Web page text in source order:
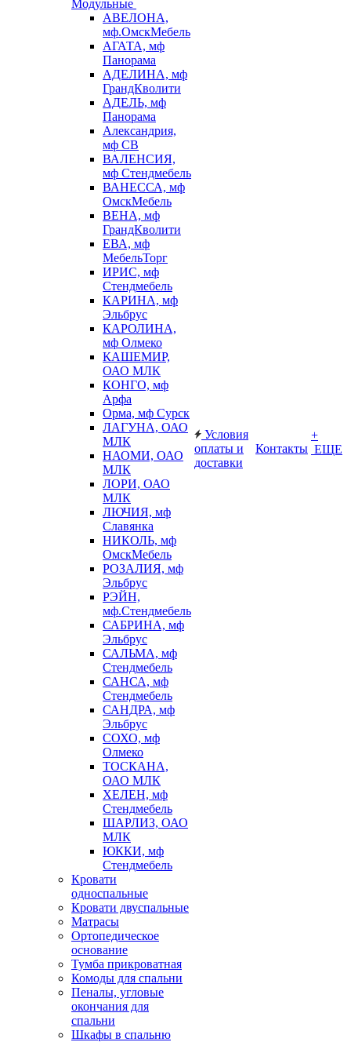
Модульные
АВЕЛОНА,
мф.ОмскМебель
АГАТА, мф
Панорама
АДЕЛИНА, мф
ГрандКволити
АДЕЛЬ, мф
Панорама
Александрия,
мф СВ
ВАЛЕНСИЯ,
мф Стендмебель
ВАНЕССА, мф
ОмскМебель
ВЕНА, мф
ГрандКволити
ЕВА, мф
МебельТорг
ИРИС, мф
Стендмебель
КАРИНА, мф
Эльбрус
КАРОЛИНА,
мф Олмеко
КАШЕМИР,
ОАО МЛК
КОНГО, мф
Арфа
Орма, мф Сурск
ЛАГУНА, ОАО
МЛК
НАОМИ, ОАО
МЛК
ЛОРИ, ОАО
МЛК
ЛЮЧИЯ, мф
Славянка
НИКОЛЬ, мф
ОмскМебель
РОЗАЛИЯ, мф
Эльбрус
РЭЙН,
мф.Стендмебель
САБРИНА, мф
Эльбрус
САЛЬМА, мф
Стендмебель
САНСА, мф
Стендмебель
САНДРА, мф
Эльбрус
СОХО, мф
Олмеко
ТОСКАНА,
ОАО МЛК
ХЕЛЕН, мф
Стендмебель
ШАРЛИЗ, ОАО
МЛК
ЮККИ, мф
Стендмебель
Кровати
односпальные
Кровати двуспальные
Матрасы
Ортопедическое
основание
Тумба прикроватная
Комоды для спальни
Пеналы, угловые
окончания для
спальни
Шкафы в спальню
Условия
оплаты и
доставки
Контакты
+
ЕЩЕ